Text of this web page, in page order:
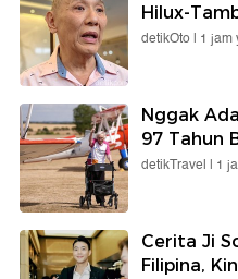
Hilux-
detikOto | 1 jam
Nggak
97 Tahun
detikTravel | 1
Cerita Ji
Filipina,